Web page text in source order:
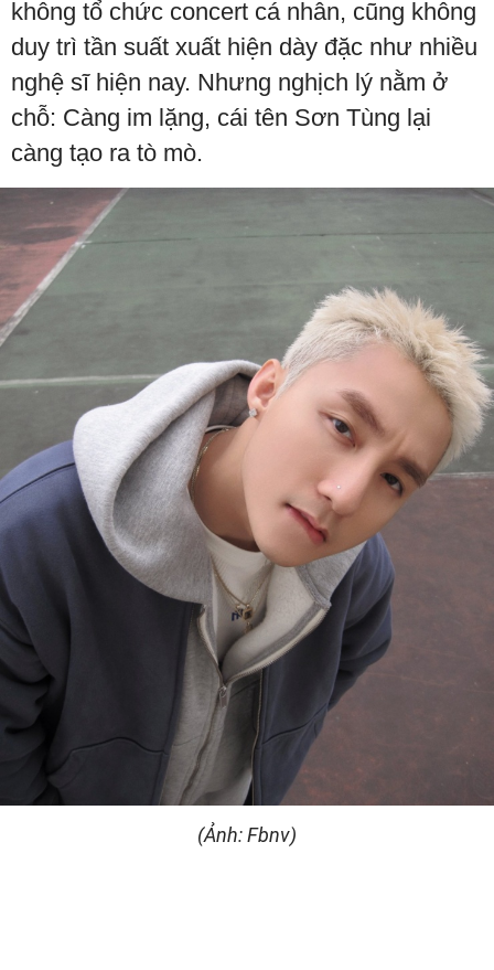
không tổ chức concert cá nhân, cũng không
duy trì tần suất xuất hiện dày đặc như nhiều
nghệ sĩ hiện nay. Nhưng nghịch lý nằm ở
chỗ: Càng im lặng, cái tên Sơn Tùng lại
càng tạo ra tò mò.
(Ảnh: Fbnv)